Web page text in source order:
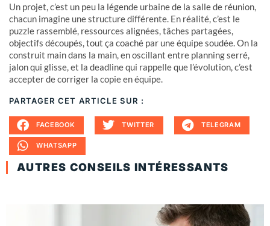
Un projet, c’est un peu la légende urbaine de la salle de réunion,
chacun imagine une structure différente. En réalité, c’est le
puzzle rassemblé, ressources alignées, tâches partagées,
objectifs découpés, tout ça coaché par une équipe soudée. On la
construit main dans la main, en oscillant entre planning serré,
jalon qui glisse, et la deadline qui rappelle que l’évolution, c’est
accepter de corriger la copie en équipe.
PARTAGER CET ARTICLE SUR :
FACEBOOK TWITTER TELEGRAM
WHATSAPP
AUTRES CONSEILS INTÉRESSANTS